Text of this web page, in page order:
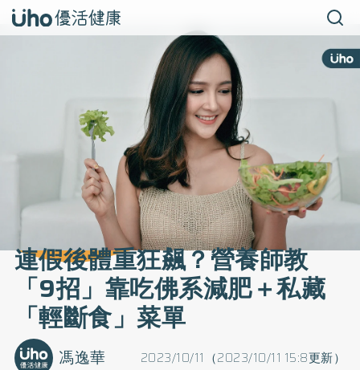
連假後體重狂飆？營養師教
「9招」靠吃佛系減肥＋私藏
「輕斷食」菜單
2023/10/11（2023/10/11 15:8更新）
馮逸華